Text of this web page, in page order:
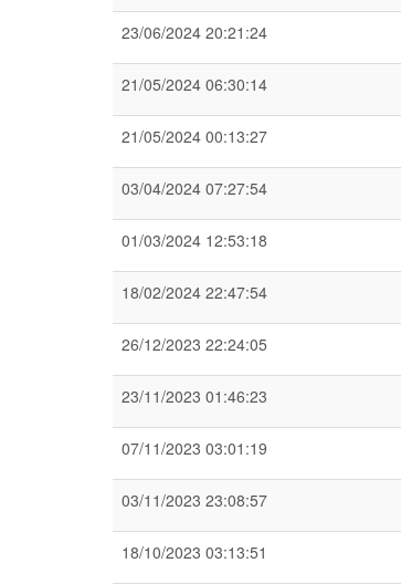
23/06/2024 20:21:24
21/05/2024 06:30:14
21/05/2024 00:13:27
03/04/2024 07:27:54
01/03/2024 12:53:18
18/02/2024 22:47:54
26/12/2023 22:24:05
23/11/2023 01:46:23
07/11/2023 03:01:19
03/11/2023 23:08:57
18/10/2023 03:13:51